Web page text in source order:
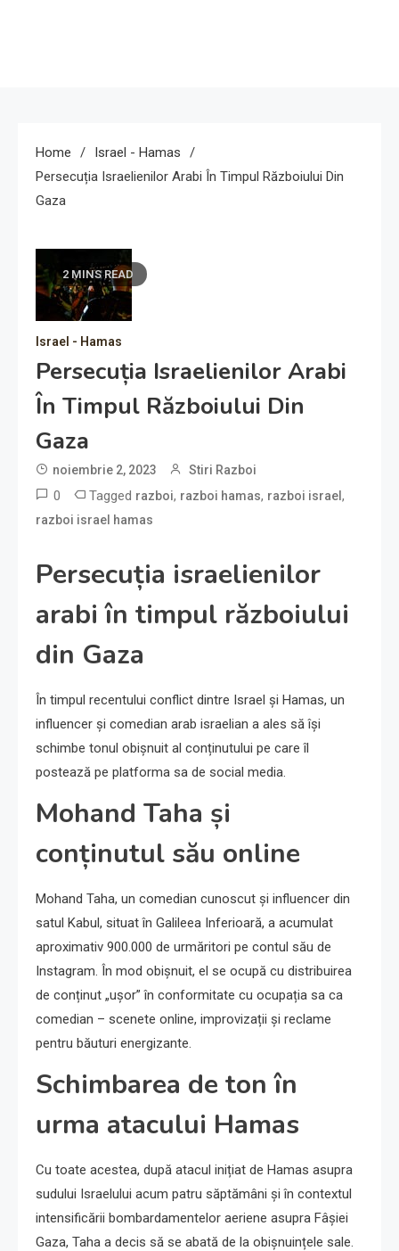
Home
Israel - Hamas
Persecuția Israelienilor Arabi În Timpul Războiului Din
Gaza
2 MINS READ
Israel - Hamas
Persecuția Israelienilor Arabi
În Timpul Războiului Din
Gaza
noiembrie 2, 2023 Stiri Razboi
0 Tagged razboi, razboi hamas, razboi israel ,
razboi israel hamas
Persecuția israelienilor
arabi în timpul războiului
din Gaza
În timpul recentului conflict dintre Israel și Hamas, un
influencer și comedian arab israelian a ales să își
schimbe tonul obișnuit al conținutului pe care îl
postează pe platforma sa de social media.
Mohand Taha și
conținutul său online
Mohand Taha, un comedian cunoscut și influencer din
satul Kabul, situat în Galileea Inferioară, a acumulat
aproximativ 900.000 de urmăritori pe contul său de
Instagram. În mod obișnuit, el se ocupă cu distribuirea
de conținut „uşor” în conformitate cu ocupația sa ca
comedian – scenete online, improvizații și reclame
pentru băuturi energizante.
Schimbarea de ton în
urma atacului Hamas
Cu toate acestea, după atacul inițiat de Hamas asupra
sudului Israelului acum patru săptămâni și în contextul
intensificării bombardamentelor aeriene asupra Fâșiei
Gaza, Taha a decis să se abată de la obișnuințele sale.